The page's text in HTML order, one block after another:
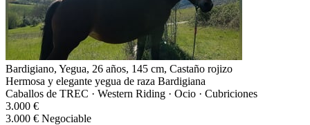
Bardigiano, Yegua, 26 años, 145 cm, Castaño rojizo
Hermosa y elegante yegua de raza Bardigiana
Caballos de TREC · Western Riding · Ocio · Cubriciones
3.000 €
3.000 € Negociable